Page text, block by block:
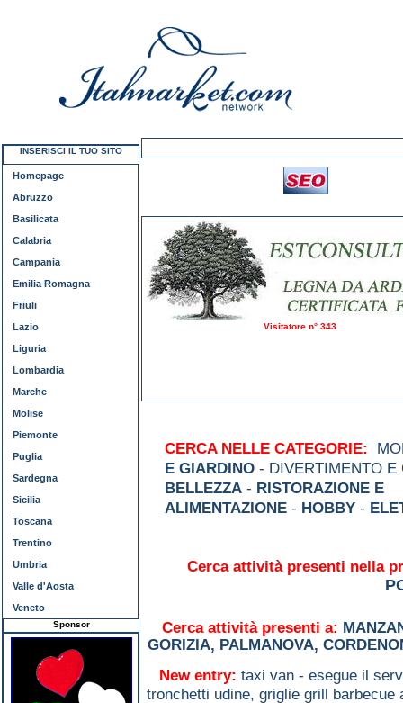
Visitatore n° 343
CERCA NELLE CATEGORIE:
E GIARDINO - DIVERTIMENTO
BELLEZZA - RISTORAZIONE E
ALIMENTAZIONE - HOBBY -
Cerca attività presenti nella
Cerca attività presenti a:
GORIZIA, PALMANOVA,
New entry: taxi van - esegue il
tronchetti udine, griglie grill barbecue
INSERISCI IL TUO SITO
Homepage
Abruzzo
Basilicata
Calabria
Campania
Emilia Romagna
Friuli
Lazio
Liguria
Lombardia
Marche
Molise
Piemonte
Puglia
Sardegna
Sicilia
Toscana
Trentino
Umbria
Valle d'Aosta
Veneto
Sponsor